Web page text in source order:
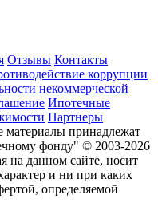
Отзывы Контакты
коррупции
некоммерческой
Ипотечные
Партнеры
материалы принадлежат
фонду" © 2003-2026
на данном сайте, носит
и ни при каких
определяемой